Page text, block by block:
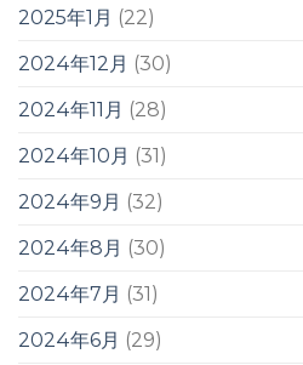
2025年1月 (22)
2024年12月 (30)
2024年11月 (28)
2024年10月 (31)
2024年9月 (32)
2024年8月 (30)
2024年7月 (31)
2024年6月 (29)